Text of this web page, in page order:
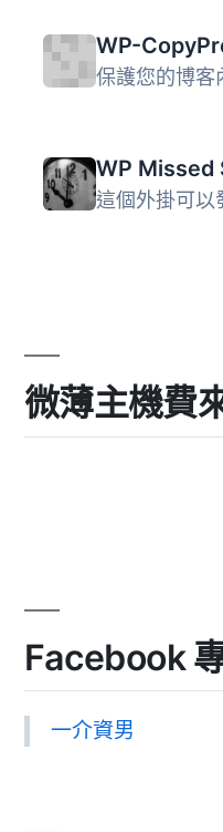
WP Missed
微薄主機費
Facebook
一介資男